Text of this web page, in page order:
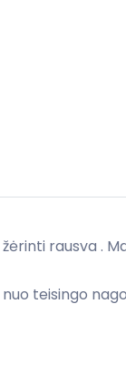
rausva .
teisingo